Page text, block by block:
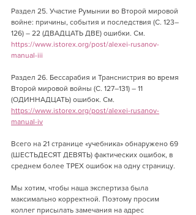
Раздел 25. Участие Румынии во Второй мировой
войне: причины, события и последствия (С. 123–
126) – 22 (ДВАДЦАТЬ ДВЕ) ошибки. См.
https://www.istorex.org/post/alexei-rusanov-
manual-iii
Раздел 26. Бессарабия и Транснистрия во время
Второй мировой войны (С. 127–131) – 11
(ОДИННАДЦАТЬ) ошибок. См.
https://www.istorex.org/post/alexei-rusanov-
manual-iv
Всего на 21 странице «учебника» обнаружено 69
(ШЕСТЬДЕСЯТ ДЕВЯТЬ) фактических ошибок, в
среднем более ТРЕХ ошибок на одну страницу.
Мы хотим, чтобы наша экспертиза была
максимально корректной. Поэтому просим
коллег присылать замечания на адрес